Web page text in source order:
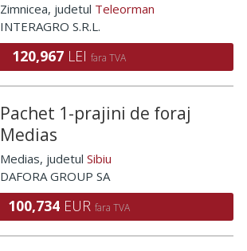
Zimnicea, judetul Teleorman
INTERAGRO S.R.L.
120,967 LEI fara TVA
Pachet 1-prajini de foraj
Medias
Medias, judetul Sibiu
DAFORA GROUP SA
100,734 EUR fara TVA